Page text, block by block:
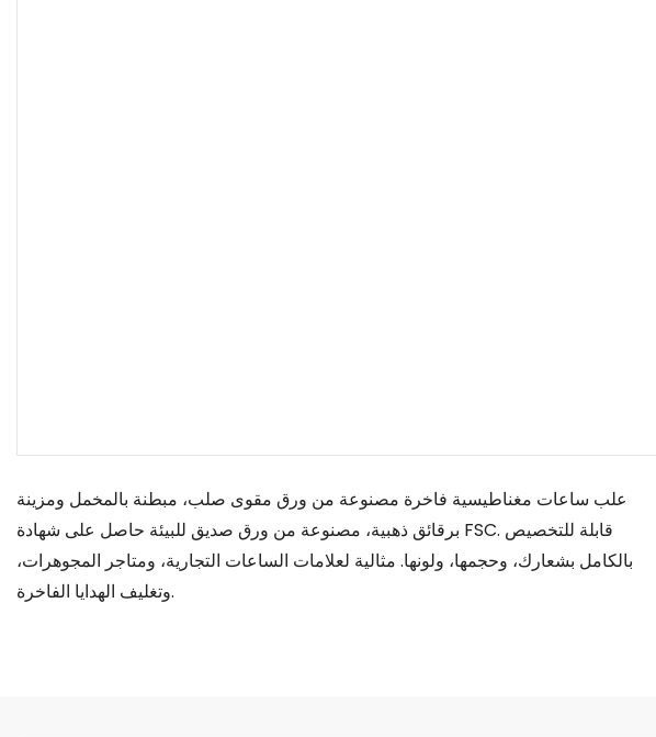
علب ساعات مغناطيسية فاخرة مصنوعة من ورق مقوى صلب، مبطنة بالمخمل ومزينة
برقائق ذهبية، مصنوعة من ورق صديق للبيئة حاصل على شهادة FSC. قابلة للتخصيص
بالكامل بشعارك، وحجمها، ولونها. مثالية لعلامات الساعات التجارية، ومتاجر المجوهرات،
وتغليف الهدايا الفاخرة.